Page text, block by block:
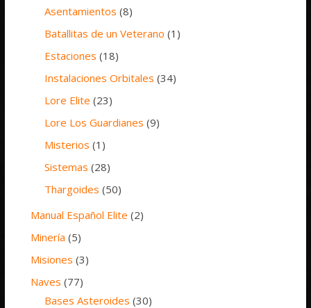
Asentamientos (8)
Batallitas de un Veterano (1)
Estaciones (18)
Instalaciones Orbitales (34)
Lore Elite (23)
Lore Los Guardianes (9)
Misterios (1)
Sistemas (28)
Thargoides (50)
Manual Español Elite (2)
Minería (5)
Misiones (3)
Naves (77)
Bases Asteroides (30)